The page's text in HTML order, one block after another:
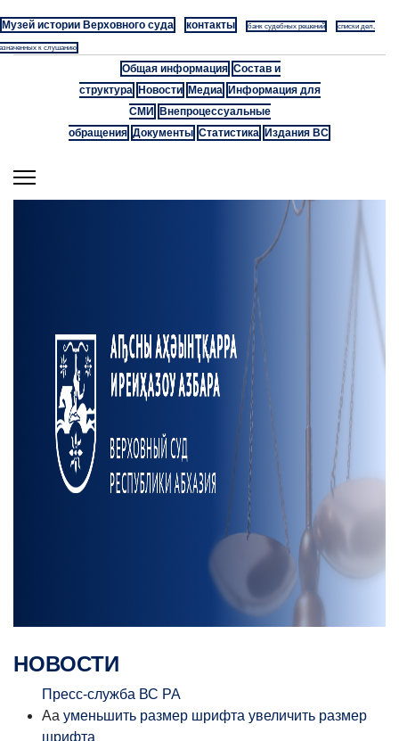
Музей истории Верховного суда контакты банк судебных решений списки дел,
к слушанию
Общая информация Состав и
структура
Новости Медиа
Информация для
СМИ
Внепроцессуальные
обращения Документы Статистика Издания ВС
НОВОСТИ
Пресс-служба ВС РА
Aa уменьшить размер шрифта увеличить размер
шрифта